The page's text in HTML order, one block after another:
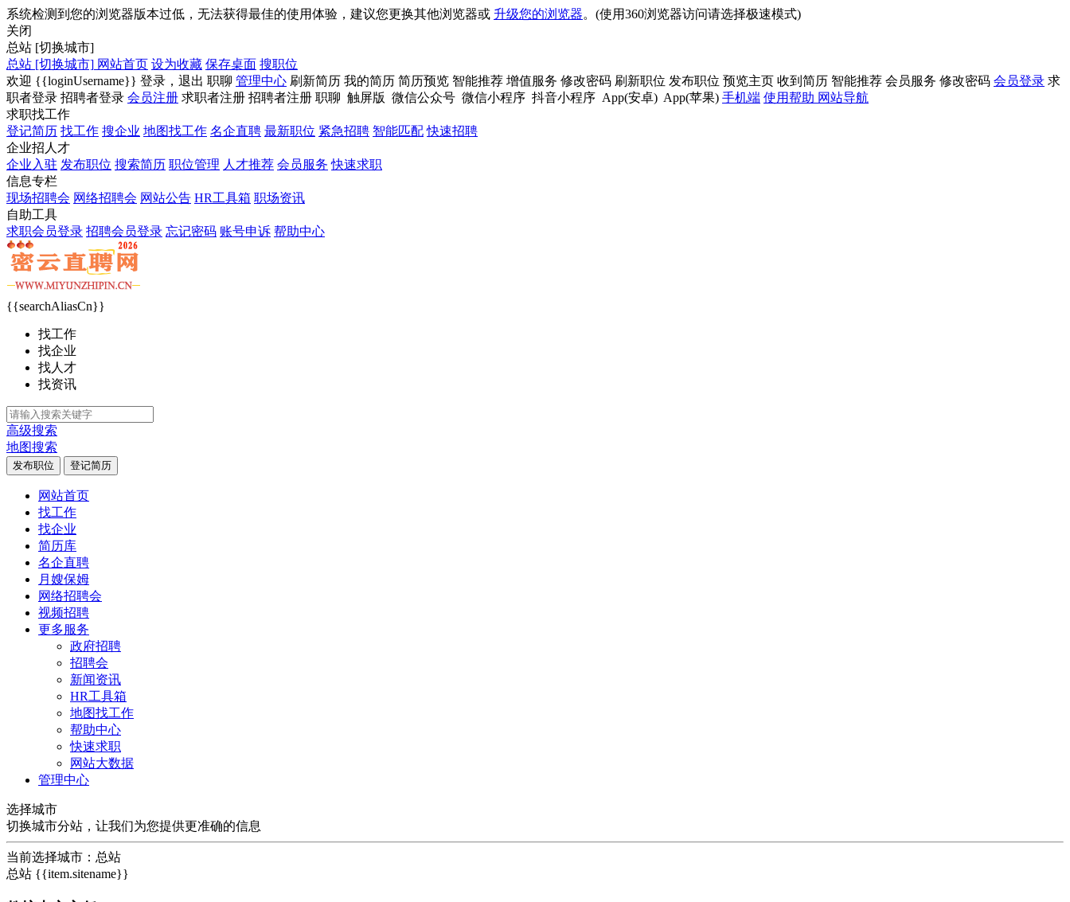
系统检测到您的浏览器版本过低，无法获得最佳的使用体验，建议您更换其他浏览器或 升级您的浏览器。(使用360浏览器访问请选择极速模式)
关闭
总站 [切换城市]
总站 [切换城市] 网站首页 设为收藏 保存桌面 搜职位
欢迎 {{loginUsername}} 登录， 退出 职聊 管理中心 刷新简历 我的简历 简历预览 智能推荐 增值服务 修改密码 刷新职位 发布职位 预览主页 收到简历 智能推荐 会员服务 修改密码 会员登录 求
职者登录 招聘者登录 会员注册 求职者注册 招聘者注册 职聊 触屏版 微信公众号 微信小程序 抖音小程序 App(安卓) App(苹果) 手机端 使用帮助 网站导航
求职找工作
登记简历 找工作 搜企业 地图找工作 名企直聘 最新职位 紧急招聘 智能匹配 快速招聘
企业招人才
企业入驻 发布职位 搜索简历 职位管理 人才推荐 会员服务 快速求职
信息专栏
现场招聘会 网络招聘会 网站公告 HR工具箱 职场资讯
自助工具
求职会员登录 招聘会员登录 忘记密码 账号申诉 帮助中心
{{searchAliasCn}}
找工作
找企业
找人才
找资讯
高级搜索
地图搜索
发布职位 登记简历
网站首页
找工作
找企业
简历库
名企直聘
月嫂保姆
网络招聘会
视频招聘
更多服务
政府招聘
招聘会
新闻资讯
HR工具箱
地图找工作
帮助中心
快速求职
网站大数据
管理中心
选择城市
切换城市分站，让我们为您提供更准确的信息
当前选择城市： 总站
总站 {{item.sitename}}